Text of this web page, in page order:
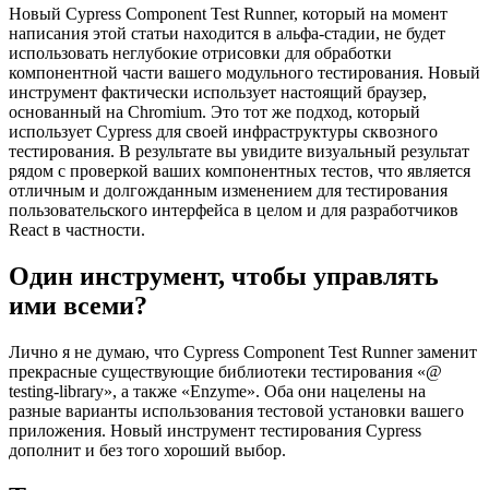
Настоящий браузер, реальные
результаты
Новый Cypress Component Test Runner, который на момент
написания этой статьи находится в альфа-стадии, не будет
использовать неглубокие отрисовки для обработки
компонентной части вашего модульного тестирования. Новый
инструмент фактически использует настоящий браузер,
основанный на Chromium. Это тот же подход, который
использует Cypress для своей инфраструктуры сквозного
тестирования. В результате вы увидите визуальный результат
рядом с проверкой ваших компонентных тестов, что является
пользовательского интерфейса в целом и для разработчиков
React в частности.
Один инструмент, чтобы управлять
ими всеми?
Лично я не думаю, что Cypress Component Test Runner заменит
прекрасные существующие библиотеки тестирования «@
testing-library», а также «Enzyme». Оба они нацелены на